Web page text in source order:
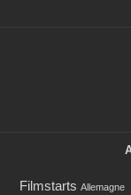
Filmstarts Allemagne